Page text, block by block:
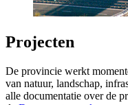
Projecten
De provincie werkt
van natuur, landschap,
alle documentatie over de